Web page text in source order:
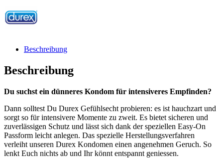
Beschreibung
Beschreibung
Du suchst ein dünneres Kondom für intensiveres Empfinden?
Dann solltest Du Durex Gefühlsecht probieren: es ist hauchzart und
sorgt so für intensivere Momente zu zweit. Es bietet sicheren und
zuverlässigen Schutz und lässt sich dank der speziellen Easy-On
Passform leicht anlegen. Das spezielle Herstellungsverfahren
verleiht unseren Durex Kondomen einen angenehmen Geruch. So
lenkt Euch nichts ab und Ihr könnt entspannt geniessen.